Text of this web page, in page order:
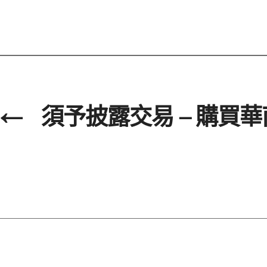
← 須予披露交易 – 購買